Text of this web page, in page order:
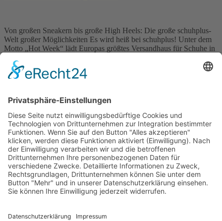
Von großen Sneakern bis große High Heels: Die große schuhplus-
Welt großer Möglichkeiten Es wird heiß bei schuhplus! Unter dem
Motto „Hot Week“ lädt Europas größtes Versandhaus für Schuhe in
frischen Paar XL-Schuhe zu krönen. Bis zum 31. August bietet der
Übergrößen-Spezialist aus Niedersachsen satte 20% Rabatt […]
Impressum
Datenschutz
Kooperation
Werbung
Presse- und Öffentlichkeitsarbeit
Aktuelles
Themenwelt